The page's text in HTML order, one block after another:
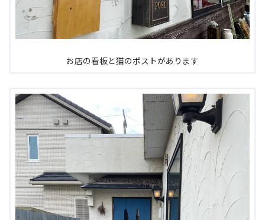
お店の看板と猫のポストがあります